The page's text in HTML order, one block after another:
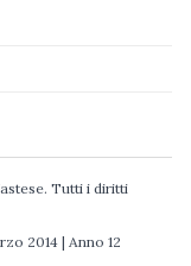
Tutti i diritti
2014 | Anno 12